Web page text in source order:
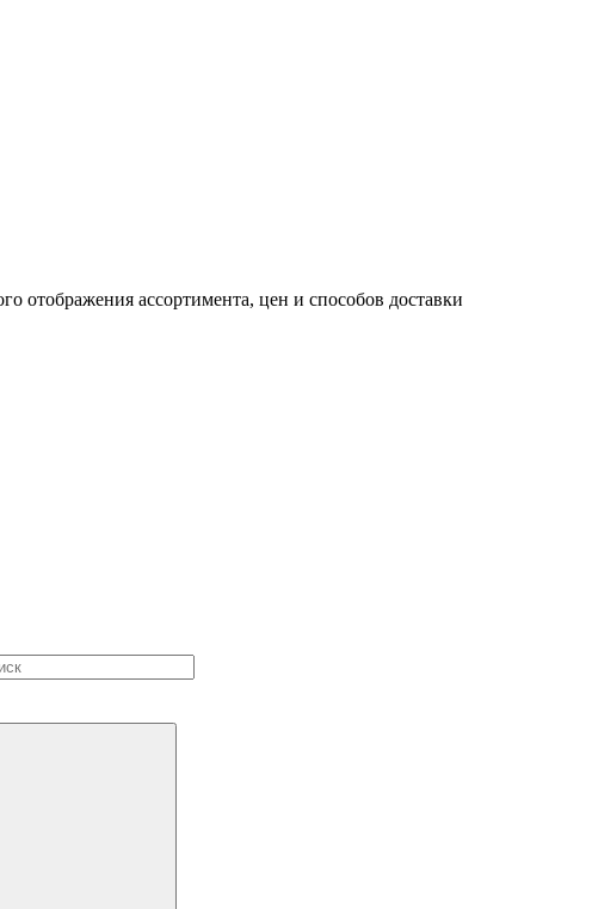
отображения ассортимента, цен и способов доставки